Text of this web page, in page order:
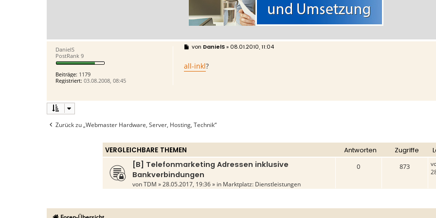
DanielS
PostRank 9
Beiträge: 1179
Registriert: 03.08.2008, 08:45
B
t
r
von DanielS» 08.01.2010, 11:04
all-inkl?
Zurück zu „Webmaster Hardware, Server, Hosting, Technik“
VERGLEICHBARE THEMEN Antworten Zugriffe
[B] Telefonmarketing Adressen inklusive
Bankverbindungen
vonTDM » 28.05.2017, 19:36 » in Marktplatz: Dienstleistungen
0 873